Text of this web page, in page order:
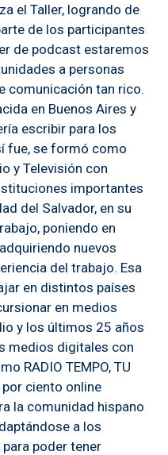
el Taller, logrando de
de los participantes
de podcast estaremos
a personas
comunicación tan rico.
en Buenos Aires y
escribir para los
fue, se formó como
y Televisión con
importantes
del Salvador, en su
poniendo en
nuevos
del trabajo. Esa
en distintos países
en medios
y los últimos 25 años
medios digitales con
RADIO TEMPO, TU
por ciento online
la comunidad hispano
a los
poder tener